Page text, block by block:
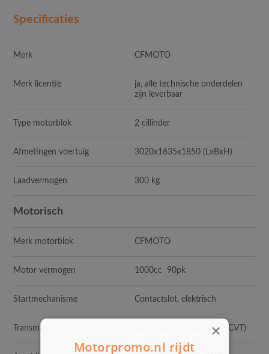
Specificaties
Merk CFMOTO
Merk licentie
ja, alle technische onderdelen
zijn leverbaar
Type motorblok 2 cillinder
Afmetingen voertuig 3020x1635x1850 (LxBxH)
Laadvermogen 300 kg
Motorisch
Merk motorblok CFMOTO
Motor vermogen 1000cc 90pk
Startmechanisme Contactslot, elektrisch
Transmissie Automaat met achteruit (CVT)
×
Motorpromo.nl rijdt